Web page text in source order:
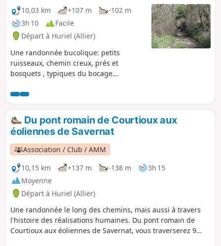
10,03 km
+107 m
-102 m
3h 10
Facile
Départ à Huriel (Allier)
Une randonnée bucolique: petits
ruisseaux, chemin creux, prés et
bosquets , typiques du bocage
praticable en VTT mais avec une
descente très technique à partir du (11).
Du pont romain de Courtioux aux
éoliennes de Savernat
Association / Club / AMM
10,15 km
+137 m -138 m
3h 15
Moyenne
Départ à Huriel (Allier)
Une randonnée le long des chemins, mais aussi à travers
l'histoire des réalisations humaines. Du pont romain de
Courtioux aux éoliennes de Savernat, vous traverserez 9